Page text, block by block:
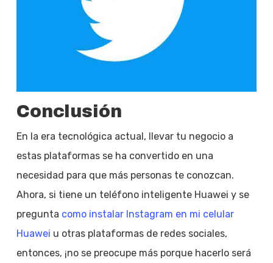
Conclusión
En la era tecnológica actual, llevar tu negocio a
estas plataformas se ha convertido en una
necesidad para que más personas te conozcan.
Ahora, si tiene un teléfono inteligente Huawei y se
pregunta como instalar Instagram en mi celular
Huawei u otras plataformas de redes sociales,
entonces, ¡no se preocupe más porque hacerlo será